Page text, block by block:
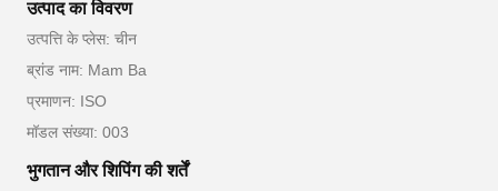
उत्पाद का विवरण
उत्पत्ति के प्लेस: चीन
ब्रांड नाम: Mam Ba
प्रमाणन: ISO
मॉडल संख्या: 003
भुगतान और शिपिंग की शर्तें